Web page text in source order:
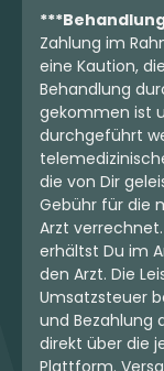
Zahlung im
eine Kaution,
Behandlung
gekommen ist
durchgeführt
die von Dir
Gebühr für die
Arzt
erhältst Du im
den Arzt. Die
Umsatzsteuer
und Bezahlung
direkt über die
Plattform.